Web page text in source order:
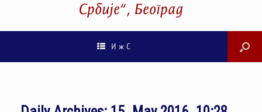
Србије“, Београд
И ж С